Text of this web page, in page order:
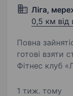
Ліга,
0,5 км від
Повна
готові взяти
Фітнес клуб
років.
1 тиж. тому